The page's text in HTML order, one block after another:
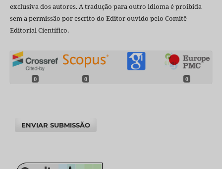
exclusiva dos autores. A tradução para outro idioma é proibida
sem a permissão por escrito do Editor ouvido pelo Comitê
Editorial Científico.
0 0 0
ENVIAR SUBMISSÃO